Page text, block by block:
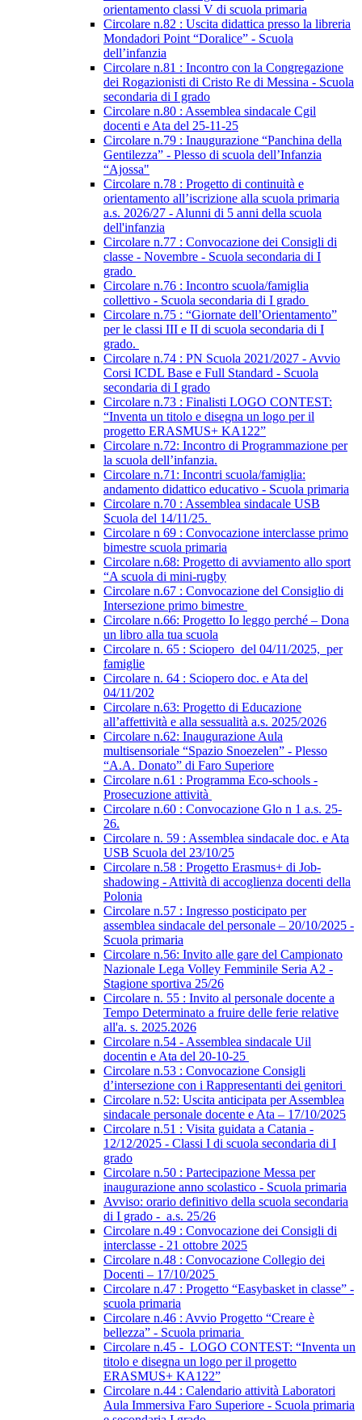
orientamento classi V di scuola primaria
Circolare n.82 : Uscita didattica presso la libreria
Mondadori Point “Doralice” - Scuola
dell’infanzia
Circolare n.81 : Incontro con la Congregazione
dei Rogazionisti di Cristo Re di Messina - Scuola
secondaria di I grado
Circolare n.80 : Assemblea sindacale Cgil
docenti e Ata del 25-11-25
Circolare n.79 : Inaugurazione “Panchina della
Gentilezza” - Plesso di scuola dell’Infanzia
“Ajossa"
Circolare n.78 : Progetto di continuità e
orientamento all’iscrizione alla scuola primaria
a.s. 2026/27 - Alunni di 5 anni della scuola
dell'infanzia
Circolare n.77 : Convocazione dei Consigli di
classe - Novembre - Scuola secondaria di I
grado
Circolare n.76 : Incontro scuola/famiglia
collettivo - Scuola secondaria di I grado
Circolare n.75 : “Giornate dell’Orientamento”
per le classi III e II di scuola secondaria di I
grado.
Circolare n.74 : PN Scuola 2021/2027 - Avvio
Corsi ICDL Base e Full Standard - Scuola
secondaria di I grado
Circolare n.73 : Finalisti LOGO CONTEST:
“Inventa un titolo e disegna un logo per il
progetto ERASMUS+ KA122”
Circolare n.72: Incontro di Programmazione per
la scuola dell’infanzia.
Circolare n.71: Incontri scuola/famiglia:
andamento didattico educativo - Scuola primaria
Circolare n.70 : Assemblea sindacale USB
Scuola del 14/11/25.
Circolare n 69 : Convocazione interclasse primo
bimestre scuola primaria
Circolare n.68: Progetto di avviamento allo sport
“A scuola di mini-rugby
Circolare n.67 : Convocazione del Consiglio di
Intersezione primo bimestre
Circolare n.66: Progetto Io leggo perché – Dona
un libro alla tua scuola
Circolare n. 65 : Sciopero del 04/11/2025, per
famiglie
Circolare n. 64 : Sciopero doc. e Ata del
04/11/202
Circolare n.63: Progetto di Educazione
all’affettività e alla sessualità a.s. 2025/2026
Circolare n.62: Inaugurazione Aula
multisensoriale “Spazio Snoezelen” - Plesso
“A.A. Donato” di Faro Superiore
Circolare n.61 : Programma Eco-schools -
Prosecuzione attività
Circolare n.60 : Convocazione Glo n 1 a.s. 25-
26.
Circolare n. 59 : Assemblea sindacale doc. e Ata
USB Scuola del 23/10/25
Circolare n.58 : Progetto Erasmus+ di Job-
shadowing - Attività di accoglienza docenti della
Polonia
Circolare n.57 : Ingresso posticipato per
assemblea sindacale del personale – 20/10/2025 -
Scuola primaria
Circolare n.56: Invito alle gare del Campionato
Nazionale Lega Volley Femminile Seria A2 -
Stagione sportiva 25/26
Circolare n. 55 : Invito al personale docente a
Tempo Determinato a fruire delle ferie relative
all'a. s. 2025.2026
Circolare n.54 - Assemblea sindacale Uil
docentin e Ata del 20-10-25
Circolare n.53 : Convocazione Consigli
d’intersezione con i Rappresentanti dei genitori
Circolare n.52: Uscita anticipata per Assemblea
sindacale personale docente e Ata – 17/10/2025
Circolare n.51 : Visita guidata a Catania -
12/12/2025 - Classi I di scuola secondaria di I
grado
Circolare n.50 : Partecipazione Messa per
inaugurazione anno scolastico - Scuola primaria
Avviso: orario definitivo della scuola secondaria
di I grado - a.s. 25/26
Circolare n.49 : Convocazione dei Consigli di
interclasse - 21 ottobre 2025
Circolare n.48 : Convocazione Collegio dei
Docenti – 17/10/2025
Circolare n.47 : Progetto “Easybasket in classe” -
scuola primaria
Circolare n.46 : Avvio Progetto “Creare è
bellezza” - Scuola primaria
Circolare n.45 - LOGO CONTEST: “Inventa un
titolo e disegna un logo per il progetto
ERASMUS+ KA122”
Circolare n.44 : Calendario attività Laboratori
Aula Immersiva Faro Superiore - Scuola primaria